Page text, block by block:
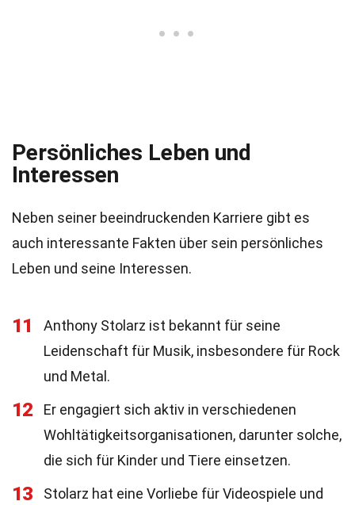
Persönliches Leben und
Interessen
Neben seiner beeindruckenden Karriere gibt es
auch interessante Fakten über sein persönliches
Leben und seine Interessen.
11
Anthony Stolarz ist bekannt für seine
Leidenschaft für Musik, insbesondere für Rock
und Metal.
12
Er engagiert sich aktiv in verschiedenen
Wohltätigkeitsorganisationen, darunter solche,
die sich für Kinder und Tiere einsetzen.
13 Stolarz hat eine Vorliebe für Videospiele und